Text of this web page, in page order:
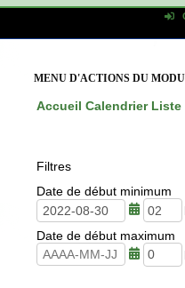
MENU D'ACTIONS DU
Accueil Calendrier Liste
Filtres
Date de début minimum
h
e
u
r
Date de début maximum